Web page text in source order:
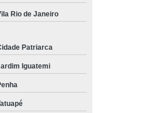
Cardíaca
de Campo Aberto
do Crânio
Quadril Esquerdo
na Coluna
Rio de Janeiro
Patriarca
Iguatemi